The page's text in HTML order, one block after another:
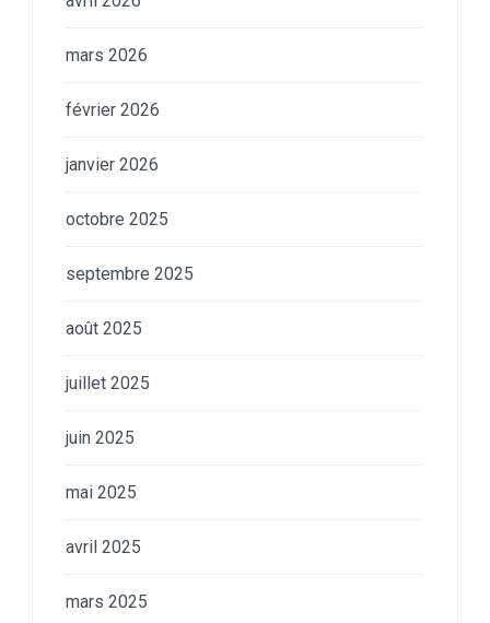
mars 2026
février 2026
janvier 2026
octobre 2025
septembre 2025
août 2025
juillet 2025
juin 2025
mai 2025
avril 2025
mars 2025